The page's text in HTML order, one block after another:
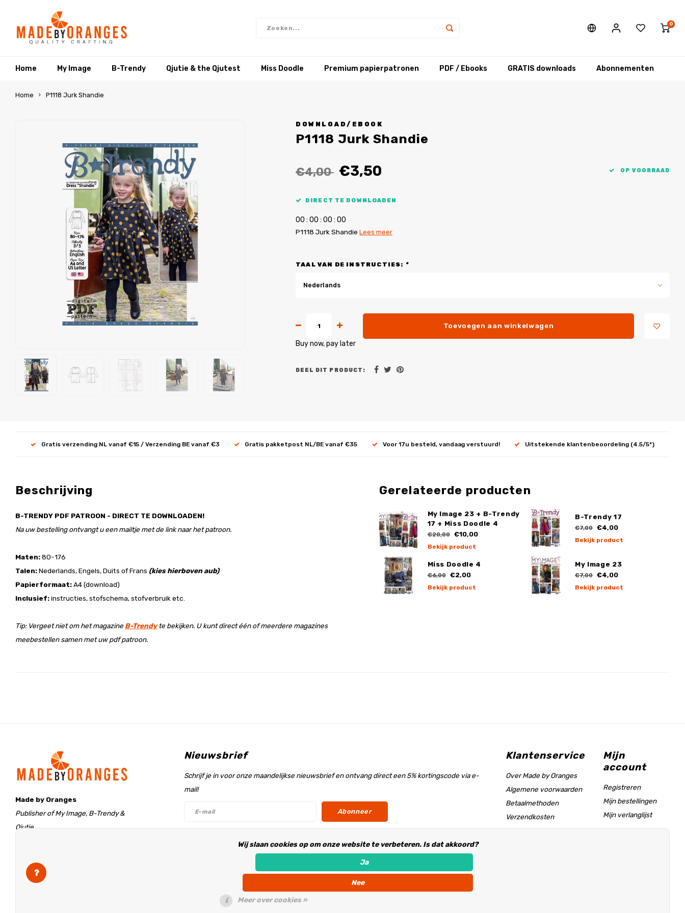
0
Home My Image B-Trendy Qjutie & the Qjutest Miss Doodle Premium papierpatronen PDF / Ebooks GRATIS downloads Abonnementen
Home P1118 Jurk Shandie
DOWNLOAD/EBOOK
P1118 Jurk Shandie
€4,00 €3,50 OP VOORRAAD
DIRECT TE DOWNLOADEN
00 : 00 : 00 : 00
P1118 Jurk Shandie Lees meer
TAAL VAN DE INSTRUCTIES: *
Nederlands
Toevoegen aan winkelwagen
Buy now, pay later
DEEL DIT PRODUCT:
Gratis verzending NL vanaf €15 / Verzending BE vanaf €3 Gratis pakketpost NL/BE vanaf €35 Voor 17u besteld, vandaag verstuurd! Uitstekende klantenbeoordeling (4.5/5*)
Beschrijving
B-TRENDY PDF PATROON - DIRECT TE DOWNLOADEN!
Na uw bestelling ontvangt u een mailtje met de link naar het patroon.
Maten:80-176
Talen:Nederlands, Engels, Duits of Frans (kies hierboven aub)
Papierformaat:A4 (download)
Inclusief:instructies, stofschema, stofverbruik etc.
Tip: Vergeet niet om het magazine B-Trendyte bekijken. U kunt direct één of meerdere magazines
meebestellen samen met uw pdf patroon.
Gerelateerde producten
My Image 23 + B-Trendy
17 + Miss Doodle 4
€20,00 €10,00
Bekijk product
B-Trendy 17
€7,00 €4,00
Bekijk product
Miss Doodle 4
€6,00 €2,00
Bekijk product
My Image 23
€7,00 €4,00
Bekijk product
Made by Oranges
Publisher of My Image, B-Trendy &
Qjutie
The Netherlands
info@madebyoranges.com
Nieuwsbrief
Schrijf je in voor onze maandelijkse nieuwsbrief en ontvang direct een 5% kortingscode via e-
mail!
Abonneer
Klantenservice
Over Made by Oranges
Algemene voorwaarden
Betaalmethoden
Verzendkosten
Maattabel & helppagina
Mijn
account
Registreren
Mijn bestellingen
Mijn verlanglijst
Wij slaan cookies op om onze website te verbeteren. Is dat akkoord?
Ja
Nee
Meer over cookies »